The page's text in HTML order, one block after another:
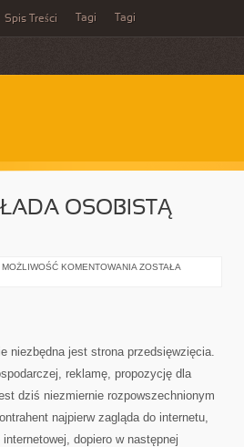
Spis Treści Tagi Tagi
OSOBISTĄ
MOŻLIWOŚĆ KOMENTOWANIA OBECNIE
ZOSTAŁA
niezbędna jest strona przedsięwzięcia.
reklamę, propozycję dla
dziś niezmiernie rozpowszechnionym
najpierw zagląda do internetu,
dopiero w następnej